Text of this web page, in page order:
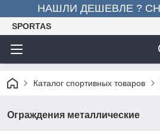
НАШЛИ ДЕШЕВЛЕ ?
SPORTAS
Каталог спортивных товаров
Ограждения металлические